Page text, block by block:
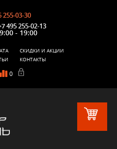
255-03-30
495 255-02-13
- 19:00
0
СКИДКИ И АКЦИИ
КОНТАКТЫ